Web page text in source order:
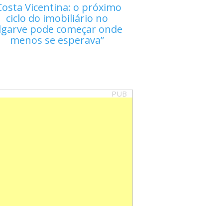
Vicentina: o próximo
ciclo do imobiliário no
pode começar onde
menos se esperava
PUB